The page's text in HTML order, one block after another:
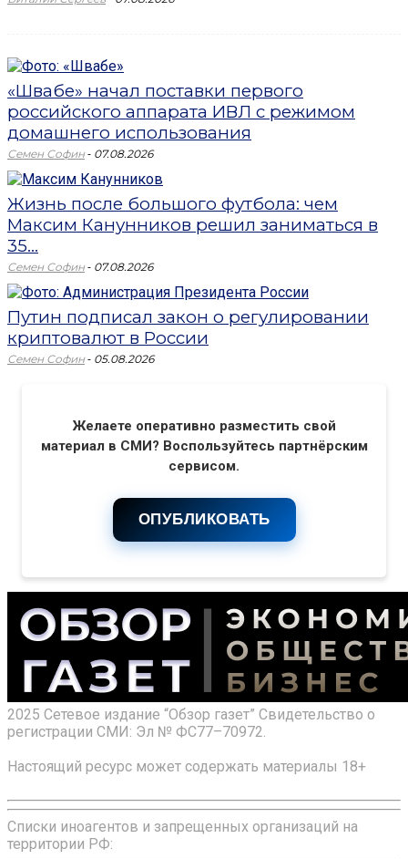
«Швабе» начал поставки первого
российского аппарата ИВЛ с режимом
домашнего использования
Семен Софин - 07.08.2026
Жизнь после большого футбола: чем
Максим Канунников решил заниматься в
35...
Семен Софин - 07.08.2026
Путин подписал закон о регулировании
криптовалют в России
Семен Софин - 05.08.2026
Желаете оперативно разместить свой
материал в СМИ? Воспользуйтесь партнёрским
сервисом.
ОПУБЛИКОВАТЬ
2025 Сетевое издание “Обзор газет” Свидетельство о
регистрации СМИ: Эл № ФС77–70972.
Настоящий ресурс может содержать материалы 18+
Списки иноагентов и запрещенных организаций на
территории РФ: